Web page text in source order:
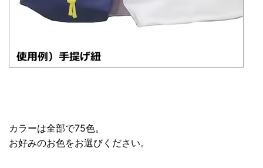
カラーは全部で75色。
お好みのお色をお選びください。